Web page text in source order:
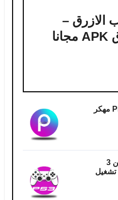
الازرق –
الواتس الازرق APK مجانا
تحميل بيكس ارت Picsart مهكر
تحميل برنامج بلاي ستيشن 3
للكمبيوتر RPCS3 2026 تشغيل